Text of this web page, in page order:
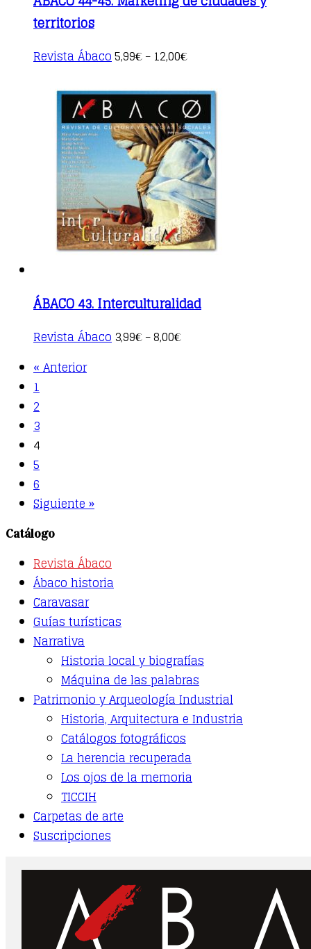
territorios
Revista Ábaco This
product
multiple
variants.
The
options
may
chosen
product
page
5,99€ – 12,00€
ÁBACO 43. Interculturalidad
Revista Ábaco This
product
3,99€ – 8,00€
« Anterior
1
2
3
4
5
6
Siguiente »
Catálogo
Revista Ábaco
Ábaco historia
Caravasar
Guías turísticas
Narrativa
Historia local y biografías
Máquina de las palabras
Patrimonio y Arqueología Industrial
Historia, Arquitectura e Industria
Catálogos fotográficos
La herencia recuperada
Los ojos de la memoria
TICCIH
Carpetas de arte
Suscripciones